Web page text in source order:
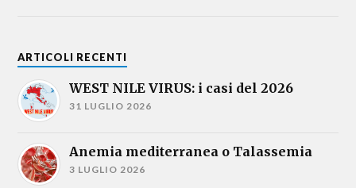
ARTICOLI RECENTI
WEST NILE VIRUS: i casi del 2026
31 LUGLIO 2026
Anemia mediterranea o Talassemia
3 LUGLIO 2026